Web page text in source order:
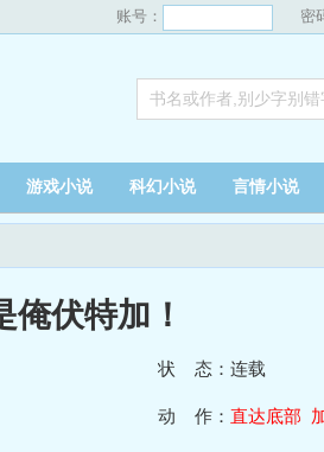
账号： 密
游戏小说 科幻小说 言情小说
伏特加！
状 态：连载
动 作： 直达底部